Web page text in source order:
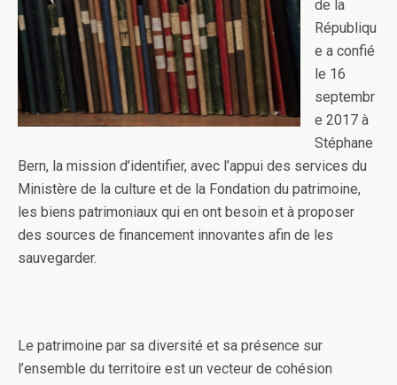
de la
Républiqu
e a confié
le 16
septembr
e 2017 à
Stéphane
Bern, la mission d’identifier, avec l’appui des services du
Ministère de la culture et de la Fondation du patrimoine,
les biens patrimoniaux qui en ont besoin et à proposer
des sources de financement innovantes afin de les
sauvegarder.
Le patrimoine par sa diversité et sa présence sur
l’ensemble du territoire est un vecteur de cohésion